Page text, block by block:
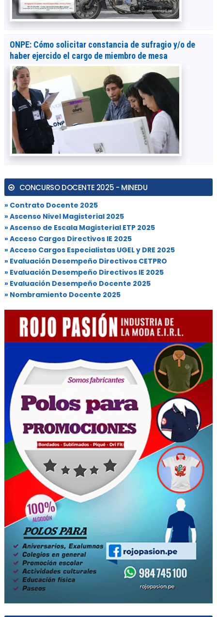
ONPE: Cómo solicitar constancia de sufragio y/o de
haber ejercido el cargo de miembro de mesa
CONCURSO DOCENTE 2025 - MINEDU
» Contrato Docente 2025
» Ascenso Nivel Magisterial 2025
» Ascenso de Escala Magisterial ETP 2025
» Acceso Cargos Directivos IE 2025
» Acceso Cargos Especialistas UGEL y DRE 2025
» Evaluación Desempeño Directivos CETPRO
» Evaluación Desempeño Directivos IE 2025
» Evaluación Desempeño Docente 2025
» Nombramiento Docente 2025